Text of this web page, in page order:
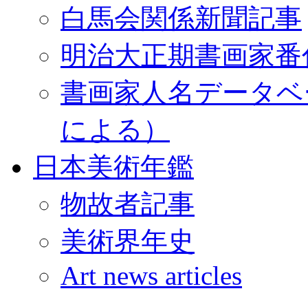
白馬会関係新聞記事
明治大正期書画家
書画家人名データ
による）
日本美術年鑑
物故者記事
美術界年史
Art news articles